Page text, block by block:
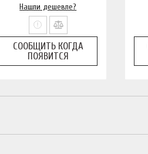
Нашли дешевле?
СООБЩИТЬ КОГДА
ПОЯВИТСЯ